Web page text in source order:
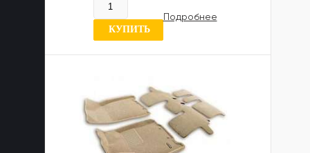
В наличии
0 отзывов
КУПИТЬ
Подробнее